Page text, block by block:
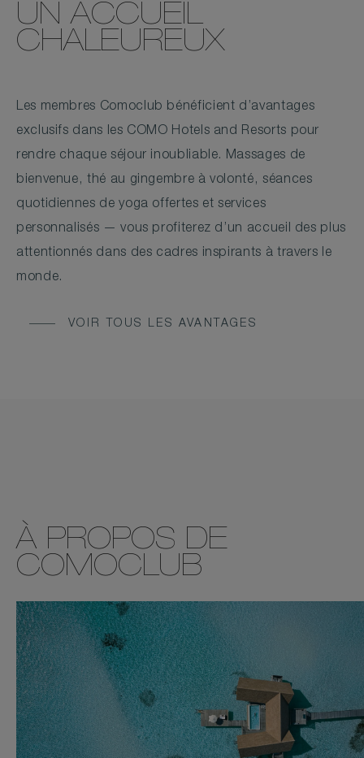
UN ACCUEIL
CHALEUREUX
Les membres Comoclub bénéficient d’avantages
exclusifs dans les COMO Hotels and Resorts pour
rendre chaque séjour inoubliable. Massages de
bienvenue, thé au gingembre à volonté, séances
quotidiennes de yoga offertes et services
personnalisés — vous profiterez d’un accueil des plus
attentionnés dans des cadres inspirants à travers le
monde.
VOIR TOUS LES AVANTAGES
À PROPOS DE
COMOCLUB